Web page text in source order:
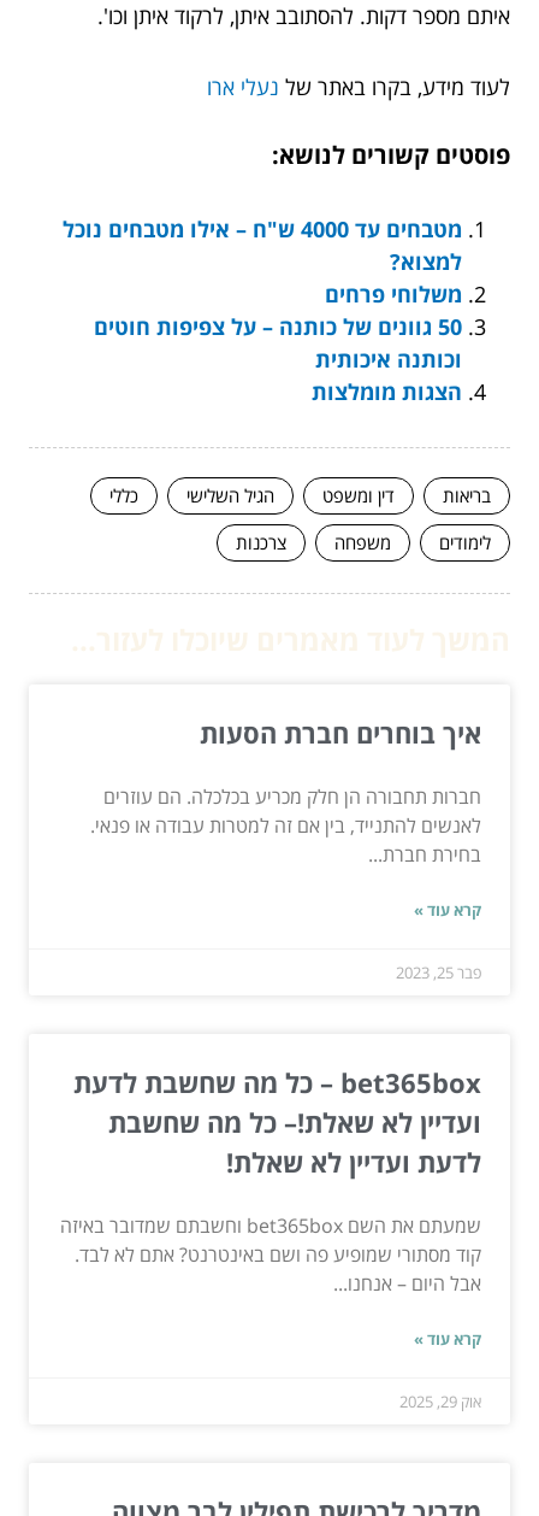
איתם מספר דקות. להסתובב איתן, לרקוד איתן וכו'.
לעוד מידע, בקרו באתר של נעלי ארו
פוסטים קשורים לנושא:
מטבחים עד 4000 ש"ח – אילו מטבחים נוכל
למצוא?
משלוחי פרחים
50 גוונים של כותנה – על צפיפות חוטים
וכותנה איכותית
הצגות מומלצות
בריאות דין ומשפט הגיל השלישי
כללי
לימודים
משפחה צרכנות
איך בוחרים חברת הסעות
חברות תחבורה הן חלק מכריע בכלכלה. הם עוזרים
לאנשים להתנייד, בין אם זה למטרות עבודה או פנאי.
בחירת חברת...
קרא עוד »
פבר 25, 2023
bet365box – כל מה שחשבת לדעת
ועדיין לא שאלת!– כל מה שחשבת
לדעת ועדיין לא שאלת!
שמעתם את השם bet365box וחשבתם שמדובר באיזה
קוד מסתורי שמופיע פה ושם באינטרנט? אתם לא לבד.
אבל היום – אנחנו...
קרא עוד »
אוק 29, 2025